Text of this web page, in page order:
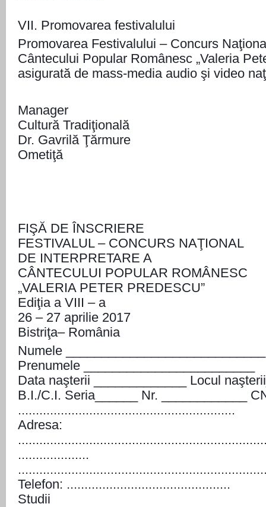
VII. Promovarea festivalului
Promovarea Festivalului – Concurs
Cântecului Popular Românesc „Valeria
asigurată de mass-media audio şi video
Manager ​Şef-
Cultură Tradiţională
Dr. Gavrilă
Ometiţă
FIŞĂ DE ÎNSCRIERE
FESTIVALUL – CONCURS NAŢIONAL
DE INTERPRETARE A
CÂNTECULUI POPULAR ROMÂNESC
„VALERIA PETER PREDESCU”
Ediţia a VIII – a
26 – 27 aprilie 2017
Bistriţa– România
Numele ____________________________
Prenumele ________________________
Data naşterii _____________ Locul
B.I./C.I. Seria______ Nr. ____________
.............................................................
Adresa:
....................
Telefon: ..............................................
Studii